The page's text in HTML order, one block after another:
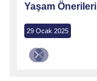
Yaşam Önerileri
29 Ocak 2025